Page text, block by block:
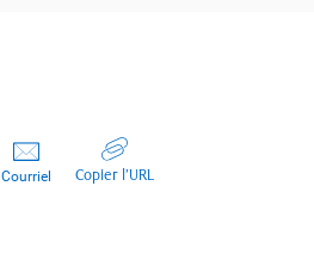
Courriel Copier l’URL